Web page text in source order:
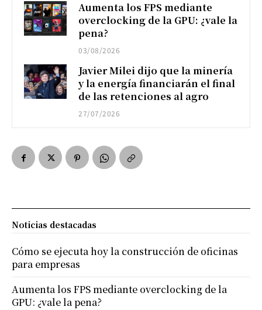
Aumenta los FPS mediante
overclocking de la GPU: ¿vale la
pena?
03/08/2026
Javier Milei dijo que la minería
y la energía financiarán el final
de las retenciones al agro
27/07/2026
Noticias destacadas
Cómo se ejecuta hoy la construcción de oficinas
para empresas
Aumenta los FPS mediante overclocking de la
GPU: ¿vale la pena?